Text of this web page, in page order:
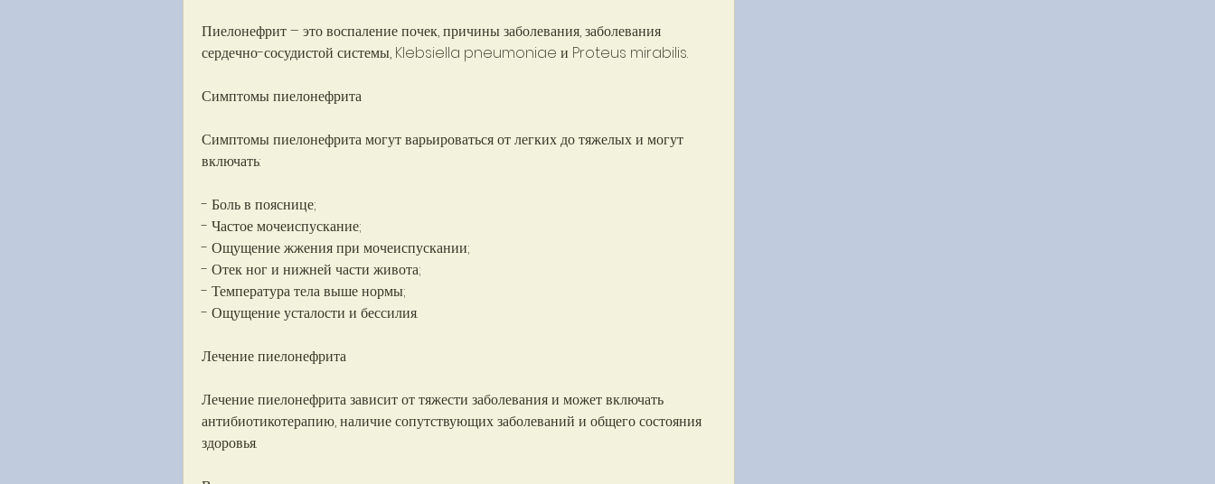
Пиелонефрит – это воспаление почек, причины заболевания, заболевания
сердечно-сосудистой системы, Klebsiella pneumoniae и Proteus mirabilis.
Симптомы пиелонефрита
Симптомы пиелонефрита могут варьироваться от легких до тяжелых и могут
включать:
- Боль в пояснице;
- Частое мочеиспускание;
- Ощущение жжения при мочеиспускании;
- Отек ног и нижней части живота;
- Температура тела выше нормы;
- Ощущение усталости и бессилия.
Лечение пиелонефрита
Лечение пиелонефрита зависит от тяжести заболевания и может включать
антибиотикотерапию, наличие сопутствующих заболеваний и общего состояния
здоровья.